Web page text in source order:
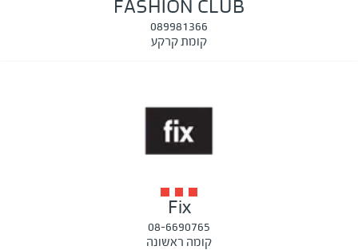
FASHION CLUB
089981366
קומת קרקע
Fix
08-6690765
קומה ראשונה